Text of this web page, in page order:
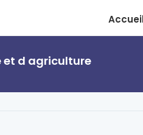
et d agriculture